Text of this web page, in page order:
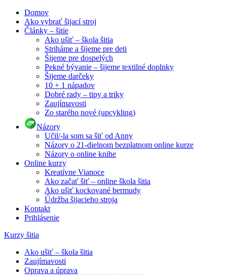
Domov
Ako vybrať šijací stroj
Články – šitie
Ako ušiť – škola šitia
Striháme a šijeme pre deti
Šijeme pre dospelých
Pekné bývanie – šijeme textilné doplnky
Šijeme darčeky
10 + 1 nápadov
Dobré rady – tipy a triky
Zaujímavosti
Zo starého nové (upcykling)
Názory
Učil/-la som sa šiť od Anny
Názory o 21-dielnom bezplatnom online kurze
Názory o online knihe
Online kurzy
Kreatívne Vianoce
Ako začať šiť – online škola šitia
Ako ušiť kockované bermudy
Údržba šijacieho stroja
Kontakt
Prihlásenie
Kurzy šitia
Ako ušiť – škola šitia
Zaujímavosti
Oprava a úprava